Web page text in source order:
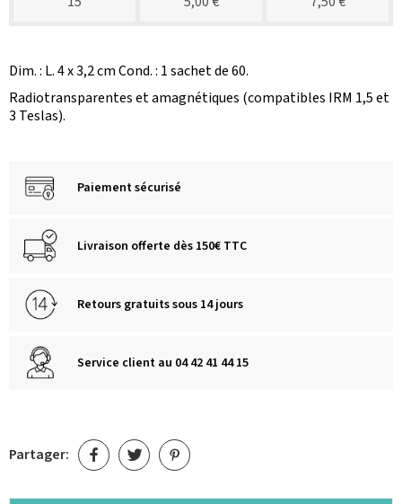
Dim. : L. 4 x 3,2 cm Cond. : 1 sachet de 60.
Radiotransparentes et amagnétiques (compatibles IRM 1,5 et
3 Teslas).
Paiement sécurisé
Livraison offerte dès 150€ TTC
Retours gratuits sous 14 jours
Service client au 04 42 41 44 15
Partager: